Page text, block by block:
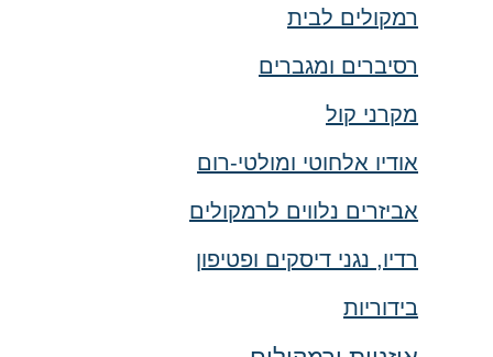
רמקולים לבית
רסיברים ומגברים
מקרני קול
אודיו אלחוטי ומולטי-רום
אביזרים נלווים לרמקולים
רדיו, נגני דיסקים ופטיפון
בידוריות